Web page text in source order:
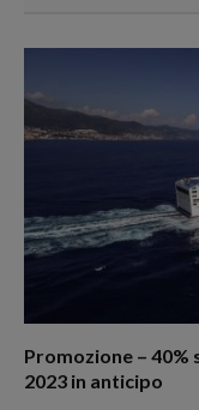
Promozione – 40%
2023 in anticipo